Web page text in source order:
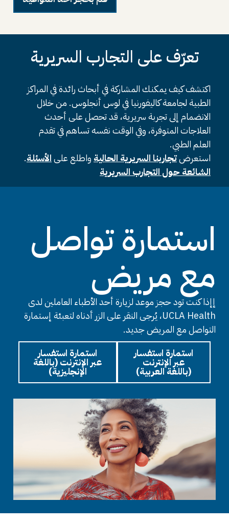
تعرّف على التجارب السريرية
اكتشف كيف يمكنك المشاركة في أبحاث رائدة في المراكز
الطبية لجامعة كاليفورنيا في لوس أنجلوس. من خلال
الانضمام إلى تجربة سريرية، قد تحصل على أحدث
العلاجات المتوفرة، وفي الوقت نفسه تساهم في تقدم
العلم الطبي.
.
استعرضتجاربنا السريرية الحالية واطلع علىالأسئلة
الشائعة حول التجارب السريرية
استمارة تواصل
مع مريض
إإذا كنت تود حجز موعد لزيارة أحد الأطباء العاملين لدى
UCLA Health، يُرجى النقر على الزر أدناه لتعبئة إستمارة
التواصل مع المريض جديد.
استمارة استفسار
عبر الإنترنت (باللغة
الإنجليزية)
استمارة استفسار
عبر الإنترنت
(باللغة العربية)